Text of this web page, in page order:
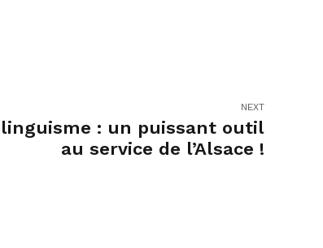
NEXT
: un puissant outil
au service de l’Alsace !